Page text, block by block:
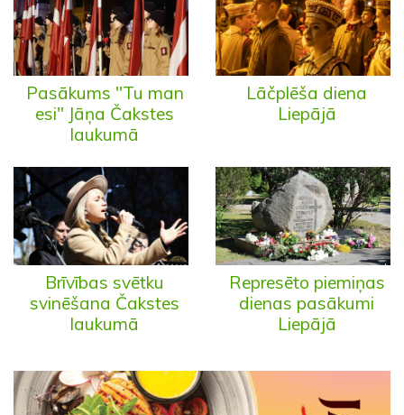
Pasākums "Tu man
esi" Jāņa Čakstes
laukumā
Lāčplēša diena
Liepājā
Brīvības svētku
svinēšana Čakstes
laukumā
Represēto piemiņas
dienas pasākumi
Liepājā